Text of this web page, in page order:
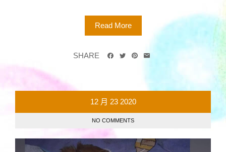
Read More
SHARE
12 月 23 2020
NO COMMENTS